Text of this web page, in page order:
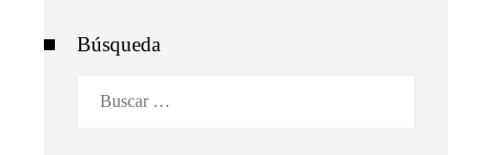
Búsqueda